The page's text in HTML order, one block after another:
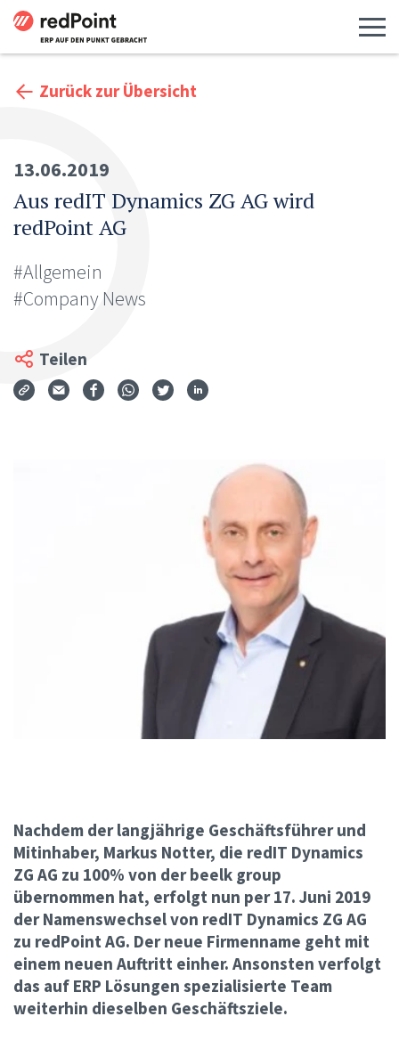
Zurück zur Übersicht
13.06.2019
Aus redIT Dynamics ZG AG wird
redPoint AG
#Allgemein
#Company News
Teilen
Via Mail teilen
Auf Facebook teilen
Auf WhatsApp teilen
Auf Twitter teilen
Auf LinkedIn teilen
Nachdem der langjährige Geschäftsführer und
Mitinhaber, Markus Notter, die redIT Dynamics
ZG AG zu 100% von der beelk group
übernommen hat, erfolgt nun per 17. Juni 2019
der Namenswechsel von redIT Dynamics ZG AG
zu redPoint AG. Der neue Firmenname geht mit
einem neuen Auftritt einher. Ansonsten verfolgt
das auf ERP Lösungen spezialisierte Team
weiterhin dieselben Geschäftsziele.